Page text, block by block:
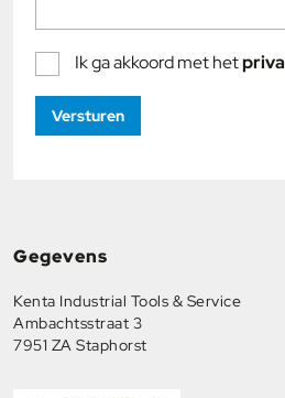
Ik ga akkoord met het
Gegevens
Kenta Industrial Tools & Service
Ambachtsstraat 3
7951 ZA Staphorst